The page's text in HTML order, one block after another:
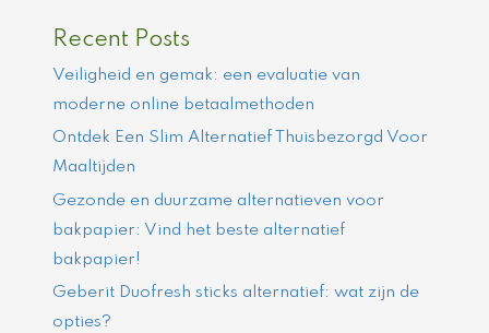
Recent Posts
Veiligheid en gemak: een evaluatie van
moderne online betaalmethoden
Ontdek Een Slim Alternatief Thuisbezorgd Voor
Maaltijden
Gezonde en duurzame alternatieven voor
bakpapier: Vind het beste alternatief
bakpapier!
Geberit Duofresh sticks alternatief: wat zijn de
opties?